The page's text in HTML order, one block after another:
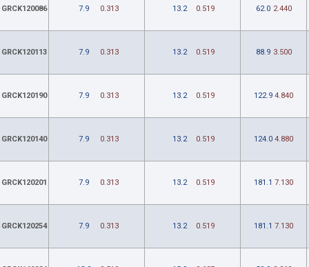
GRCK120086 7.9 0.313 13.2 0.519 62.0 2.440
GRCK120113 7.9 0.313 13.2 0.519 88.9 3.500
GRCK120190 7.9 0.313 13.2 0.519 122.9 4.840
GRCK120140 7.9 0.313 13.2 0.519 124.0 4.880
GRCK120201 7.9 0.313 13.2 0.519 181.1 7.130
GRCK120254 7.9 0.313 13.2 0.519 181.1 7.130